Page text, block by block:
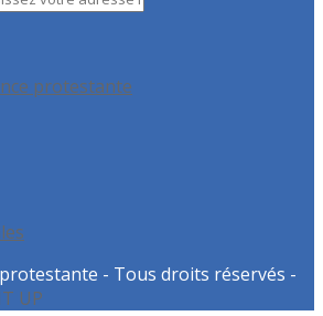
protestante
- Tous droits réservés -
UP